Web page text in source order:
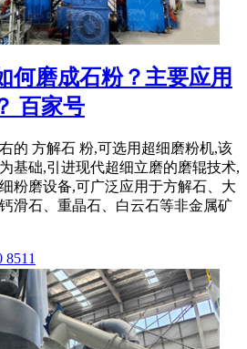
何磨成石粉？主要应用
百家号
的 方解石 粉,可选用超细磨粉机,该
基础,引进现代超细立磨的磨辊技术,
粉磨设备,可广泛应用于方解石、大
滑石、重晶石、白云石等非金属矿
8511